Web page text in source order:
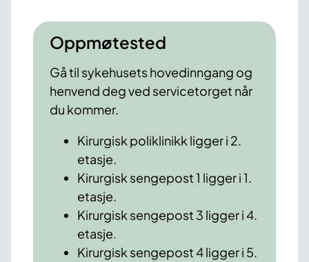
Oppmøtested
Gå til sykehusets hovedinngang og
henvend deg ved servicetorget når
du kommer.
Kirurgisk poliklinikk ligger i 2.
etasje.
Kirurgisk sengepost 1 ligger i 1.
etasje.
Kirurgisk sengepost 3 ligger i 4.
etasje.
Kirurgisk sengepost 4 ligger i 5.